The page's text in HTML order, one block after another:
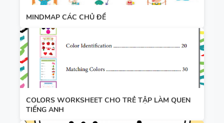
MINDMAP CÁC CHỦ ĐỀ
COLORS WORKSHEET CHO TRẺ TẬP LÀM QUEN
TIẾNG ANH